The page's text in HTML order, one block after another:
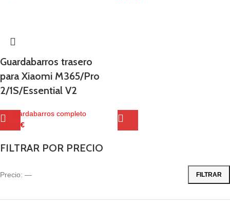
FILTRAR POR PRECIO
FILTRAR
Precio: —
Guardabarros trasero
para Xiaomi M365/Pro
2/1S/Essential V2
Kit guardabarros completo
€